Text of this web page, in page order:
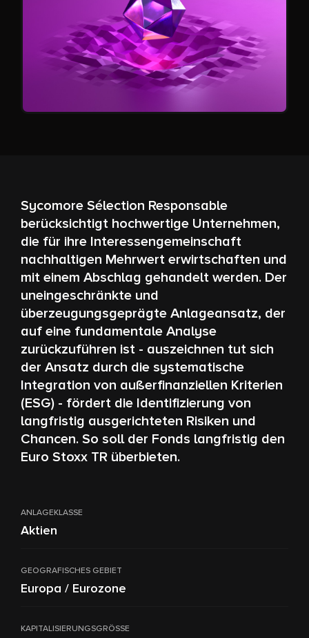
Sycomore Sélection Responsable
berücksichtigt hochwertige Unternehmen,
die für ihre Interessengemeinschaft
nachhaltigen Mehrwert erwirtschaften und
mit einem Abschlag gehandelt werden. Der
uneingeschränkte und
überzeugungsgeprägte Anlageansatz, der
auf eine fundamentale Analyse
zurückzuführen ist - auszeichnen tut sich
der Ansatz durch die systematische
Integration von außerfinanziellen Kriterien
(ESG) - fördert die Identifizierung von
langfristig ausgerichteten Risiken und
Chancen. So soll der Fonds langfristig den
Euro Stoxx TR überbieten.
ANLAGEKLASSE
Aktien
GEOGRAFISCHES GEBIET
Europa / Eurozone
KAPITALISIERUNGSGRÖSSE